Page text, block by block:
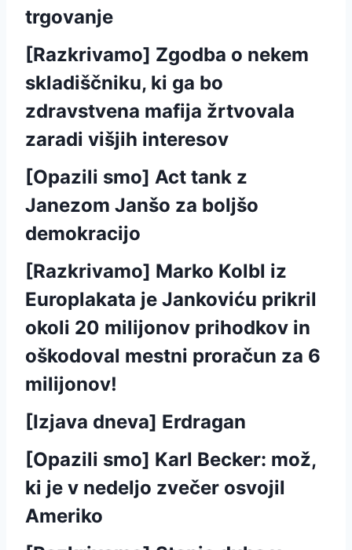
trgovanje
[Razkrivamo] Zgodba o nekem
skladiščniku, ki ga bo
zdravstvena mafija žrtvovala
zaradi višjih interesov
[Opazili smo] Act tank z
Janezom Janšo za boljšo
demokracijo
[Razkrivamo] Marko Kolbl iz
Europlakata je Jankoviću prikril
okoli 20 milijonov prihodkov in
oškodoval mestni proračun za 6
milijonov!
[Izjava dneva] Erdragan
[Opazili smo] Karl Becker: mož,
ki je v nedeljo zvečer osvojil
Ameriko